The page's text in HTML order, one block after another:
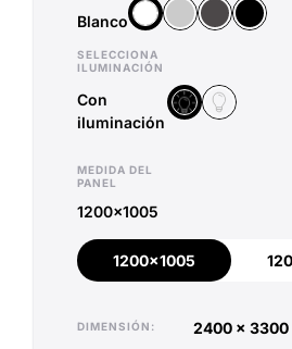
Blanco
BlancoPlataAntracitaNegro
SELECCIONA
ILUMINACIÓN
Con
iluminación
Con iluminación
Sin iluminación
MEDIDA DEL
PANEL
1200x1005
1200x1005
1200x1005
DIMENSIÓN 2400 x